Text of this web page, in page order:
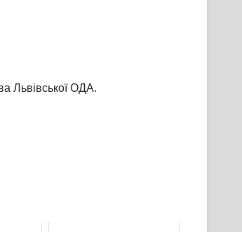
Львівської ОДА.